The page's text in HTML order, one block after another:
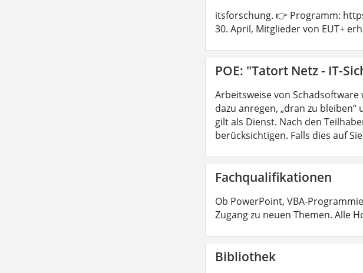
itsforschung. 👉 Programm:
30. April, Mitglieder von EUT+
POE: "Tatort Netz - IT-
Arbeitsweise von
dazu anregen, „dran zu
gilt als Dienst. Nach den
berücksichtigen. Falls dies auf Sie
Fachqualifikationen
Ob PowerPoint, VBA-
Zugang zu neuen Themen. Alle
Bibliothek